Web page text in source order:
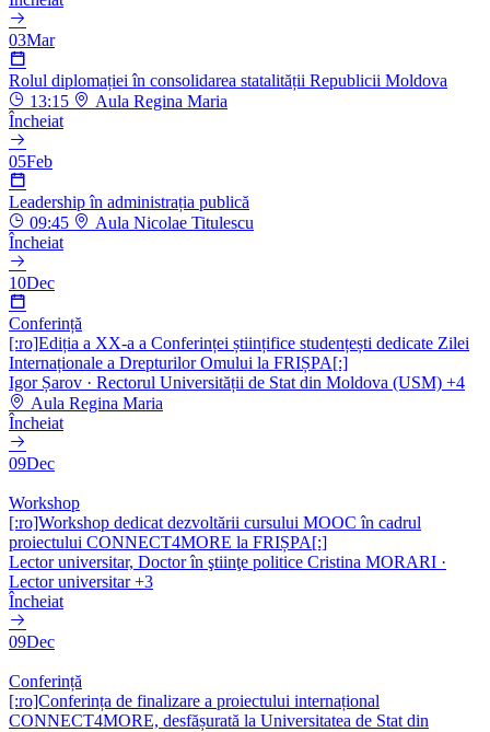
03Mar
Rolul diplomației în consolidarea statalității Republicii Moldova
13:15
Aula Regina Maria
Încheiat
05Feb
Leadership în administrația publică
09:45
Aula Nicolae Titulescu
Încheiat
10Dec
Conferință
[:ro]Ediția a XX-a a Conferinței științifice studențești dedicate Zilei
Internaționale a Drepturilor Omului la FRIȘPA[:]
Igor Șarov · Rectorul Universității de Stat din Moldova (USM) +4
Aula Regina Maria
Încheiat
09Dec
Workshop
[:ro]Workshop dedicat dezvoltării cursului MOOC în cadrul
proiectului CONNECT4MORE la FRIȘPA[:]
Lector universitar, Doctor în ştiinţe politice Cristina MORARI ·
Lector universitar +3
Încheiat
09Dec
Conferință
[:ro]Conferința de finalizare a proiectului internațional
CONNECT4MORE, desfășurată la Universitatea de Stat din